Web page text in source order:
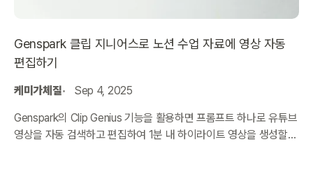
Genspark 클립 지니어스로 노션 수업 자료에 영상 자동
편집하기
케미가체질 Sep 4, 2025
Genspark의 Clip Genius 기능을 활용하면 프롬프트 하나로 유튜브
영상을 자동 검색하고 편집하여 1분 내 하이라이트 영상을 생성할